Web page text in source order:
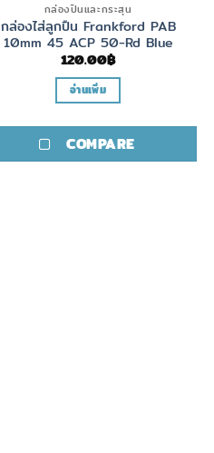
กล่องปืนและกระสุน
กล่องไส่ลูกปืน Frankford PAB
10mm 45 ACP 50-Rd Blue
120.00฿
อ่านเพิ่ม
COMPARE